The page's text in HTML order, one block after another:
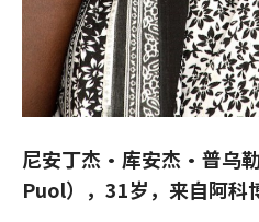
尼安丁杰·库安杰·普乌
Puol），31岁，来自阿科